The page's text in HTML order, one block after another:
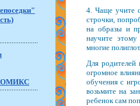
4. Чаще учите
строчки,
на образы и
научите
многие
Для родителей
огромное
обучения с
возьмите на
ребенок сам